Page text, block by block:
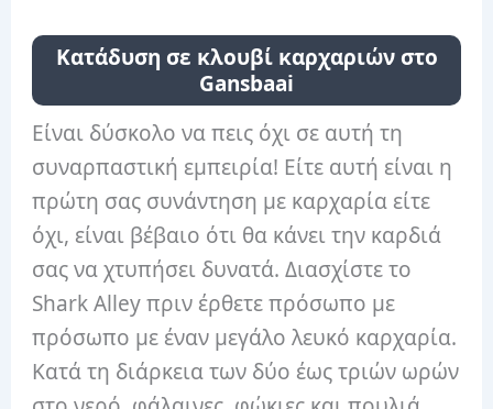
Κατάδυση σε κλουβί καρχαριών στο
Gansbaai
Είναι δύσκολο να πεις όχι σε αυτή τη
συναρπαστική εμπειρία! Είτε αυτή είναι η
πρώτη σας συνάντηση με καρχαρία είτε
όχι, είναι βέβαιο ότι θα κάνει την καρδιά
σας να χτυπήσει δυνατά. Διασχίστε το
Shark Alley πριν έρθετε πρόσωπο με
πρόσωπο με έναν μεγάλο λευκό καρχαρία.
Κατά τη διάρκεια των δύο έως τριών ωρών